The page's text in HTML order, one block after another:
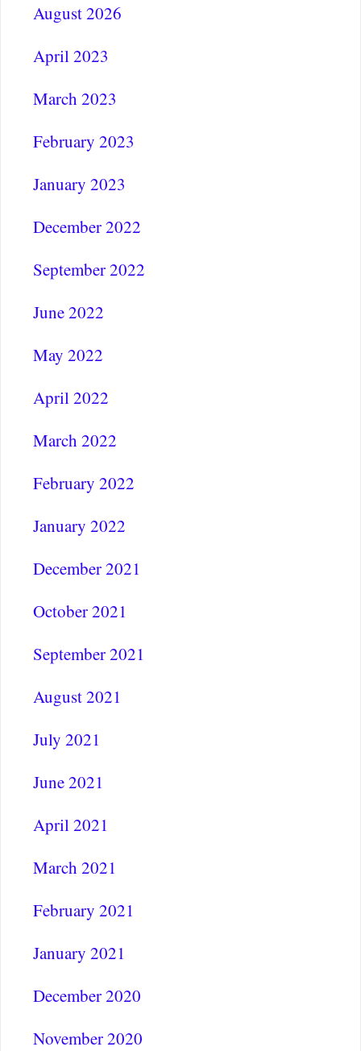
August 2026
April 2023
March 2023
February 2023
January 2023
December 2022
September 2022
June 2022
May 2022
April 2022
March 2022
February 2022
January 2022
December 2021
October 2021
September 2021
August 2021
July 2021
June 2021
April 2021
March 2021
February 2021
January 2021
December 2020
November 2020